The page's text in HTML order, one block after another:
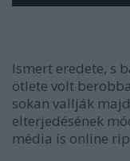
Ismert eredete, s
ötlete volt
sokan vallják
elterjedésének
média is online